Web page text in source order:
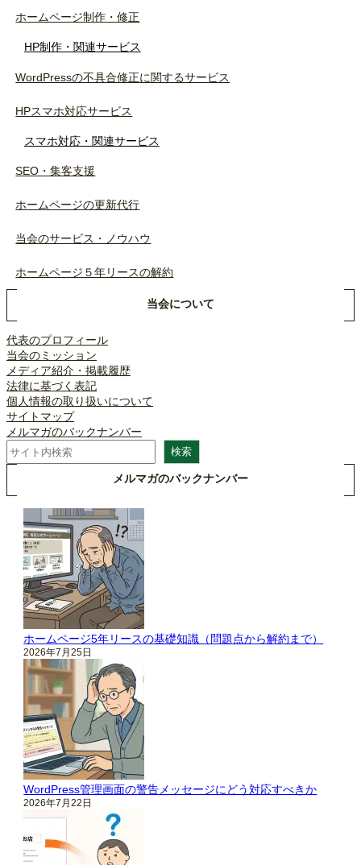
ホームページ制作・修正
HP制作・関連サービス
WordPressの不具合修正に関するサービス
HPスマホ対応サービス
スマホ対応・関連サービス
SEO・集客支援
ホームページの更新代行
当会のサービス・ノウハウ
ホームページ５年リースの解約
当会について
代表のプロフィール
当会のミッション
メディア紹介・掲載履歴
法律に基づく表記
個人情報の取り扱いについて
サイトマップ
メルマガのバックナンバー
検
索
検索
メルマガのバックナンバー
ホームページ5年リースの基礎知識（問題点から解約まで）
2026年7月25日
WordPress管理画面の警告メッセージにどう対応すべきか
2026年7月22日